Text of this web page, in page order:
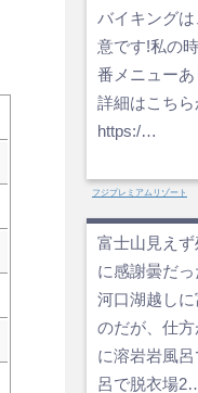
バイキング
意です!私の
番メニュー
詳細はこちら
https:/…
フジプレミアムリゾート
富士山見え
に感謝曇だっ
河口湖越し
のだが、仕
に溶岩岩風
呂で脱衣場